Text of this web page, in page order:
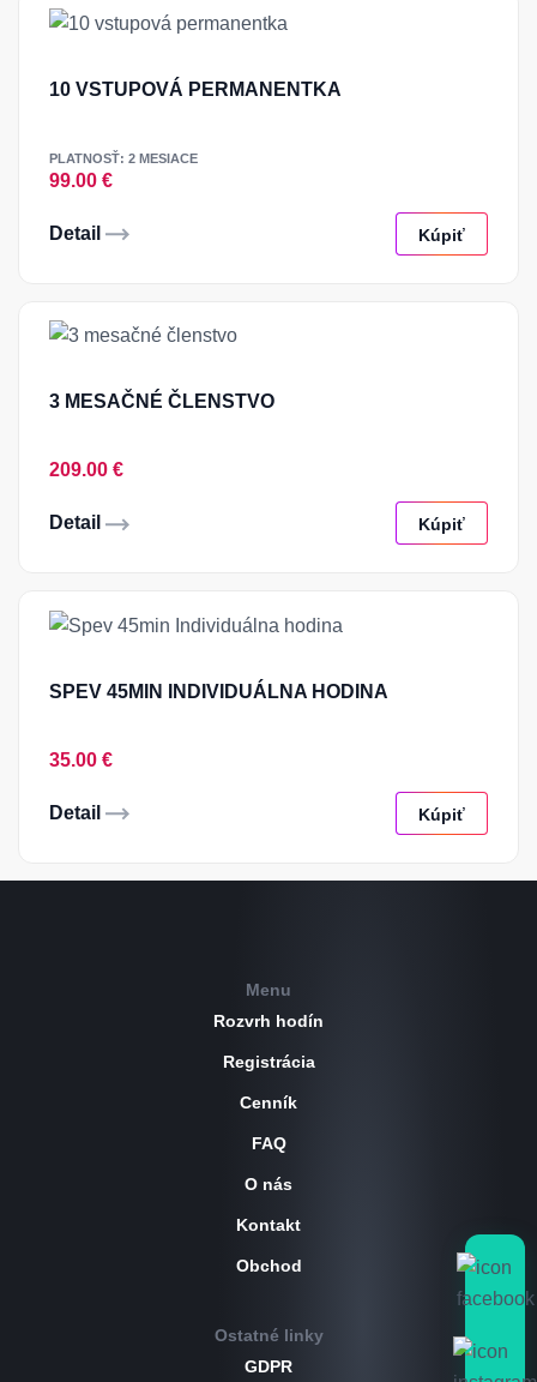
10 VSTUPOVÁ PERMANENTKA
PLATNOSŤ: 2 MESIACE
99.00 €
Kúpiť
Detail
3 MESAČNÉ ČLENSTVO
209.00 €
Kúpiť
Detail
SPEV 45MIN INDIVIDUÁLNA HODINA
35.00 €
Kúpiť
Detail
Menu
Rozvrh hodín
Registrácia
Cenník
FAQ
O nás
Kontakt
Obchod
Ostatné linky
GDPR